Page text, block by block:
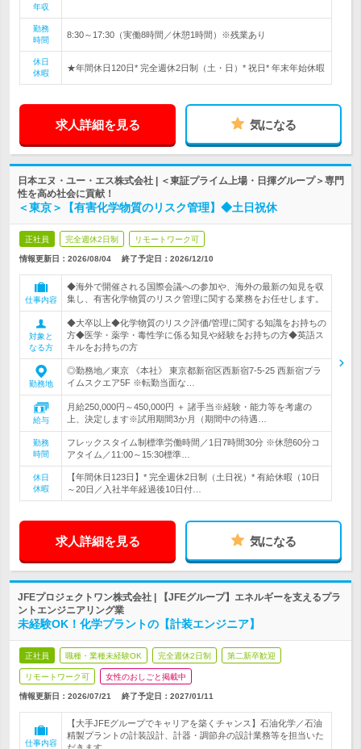
年収
勤務
時間
8:30～17:30（実働8時間／休憩1時間）※残業あり
休日
休暇
★年間休日120日* 完全週休2日制（土・日）* 祝日* 年末年始休暇
求人詳細を見る 気になる
日本エヌ・ユー・エス株式会社 | ＜東証プライム上場・日揮グループ＞専門
性を高め社会に貢献！
＜東京＞【有害化学物質のリスク管理】◆土日祝休
正社員 完全週休2日制 リモートワーク可
情報更新日：2026/08/04 終了予定日： 2026/12/10
仕事内容
◆海外で開催される国際会議への参加や、海外の最新の知見を収
集し、有害化学物質のリスク管理に関する業務をお任せします。
対象と
なる方
◆大卒以上◆化学物質のリスク評価/管理に関する知識をお持ちの
方◆医学・薬学・毒性学に係る知見や経験をお持ちの方◆英語ス
キルをお持ちの方
勤務地
◎勤務地／東京 《本社》 東京都新宿区西新宿7-5-25 西新宿プラ
イムスクエア5F ※転勤当面な…
給与
月給250,000円～450,000円 ＋ 諸手当※経験・能力等を考慮の
上、決定します※試用期間3か月（期間中の待遇…
勤務
時間
フレックスタイム制標準労働時間／1日7時間30分 ※休憩60分コ
アタイム／11:00～15:30標準…
休日
休暇
【年間休日123日】* 完全週休2日制（土日祝）* 有給休暇（10日
～20日／入社半年経過後10日付…
求人詳細を見る 気になる
JFEプロジェクトワン株式会社 | 【JFEグループ】エネルギーを支えるプラ
ントエンジニアリング業
未経験OK！化学プラントの【計装エンジニア】
正社員 職種・業種未経験OK 完全週休2日制 第二新卒歓迎
リモートワーク可 女性のおしごと掲載中
情報更新日：2026/07/21 終了予定日： 2027/01/11
仕事内容
【大手JFEグループでキャリアを築くチャンス】石油化学／石油
精製プラントの計装設計、計器・調節弁の設計業務等を担当いた